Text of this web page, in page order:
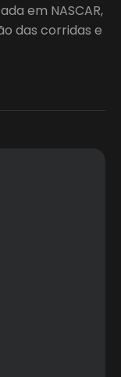
em NASCAR,
das corridas e